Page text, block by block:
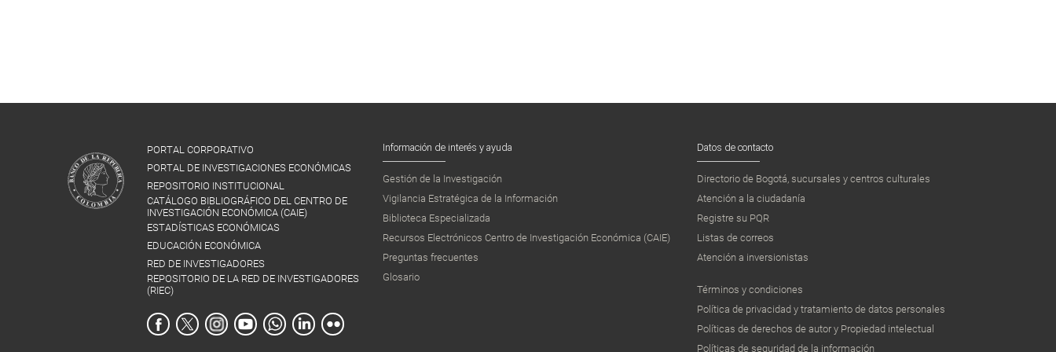
PORTAL CORPORATIVO
PORTAL DE INVESTIGACIONES ECONÓMICAS
REPOSITORIO INSTITUCIONAL
CATÁLOGO BIBLIOGRÁFICO DEL CENTRO DE
INVESTIGACIÓN ECONÓMICA (CAIE)
ESTADÍSTICAS ECONÓMICAS
EDUCACIÓN ECONÓMICA
RED DE INVESTIGADORES
REPOSITORIO DE LA RED DE INVESTIGADORES
(RIEC)
Información de interés y ayuda
Gestión de la Investigación
Vigilancia Estratégica de la Información
Biblioteca Especializada
Recursos Electrónicos Centro de Investigación Económica (CAIE)
Preguntas frecuentes
Glosario
Datos de contacto
Directorio de Bogotá, sucursales y centros culturales
Atención a la ciudadanía
Registre su PQR
Listas de correos
Atención a inversionistas
Términos y condiciones
Política de privacidad y tratamiento de datos personales
Políticas de derechos de autor y Propiedad intelectual
Políticas de seguridad de la información